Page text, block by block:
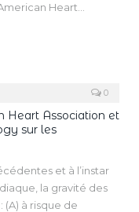
Heart
tôt.
0
Heart Association et
sur les
et à l’instar
la gravité des
(A) à risque de